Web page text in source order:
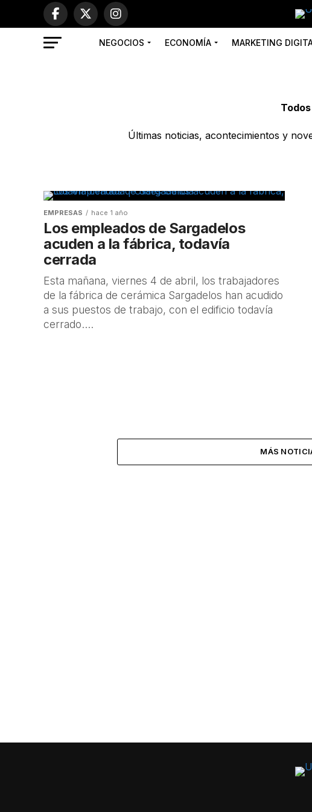
NEGOCIOS ECONOMÍA MARKETING
Últimas noticias, acontecimientos y
EMPRESAS hace 1 año
Los empleados de Sargadelos
acuden a la fábrica, todavía
cerrada
Esta mañana, viernes 4 de abril, los trabajadores
de la fábrica de cerámica Sargadelos han acudido
a sus puestos de trabajo, con el edificio todavía
cerrado....
MÁS